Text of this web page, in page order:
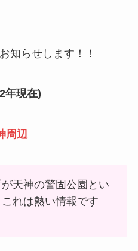
知らせします！！
年現在)
周辺
天神の警固公園とい
れは熱い情報です